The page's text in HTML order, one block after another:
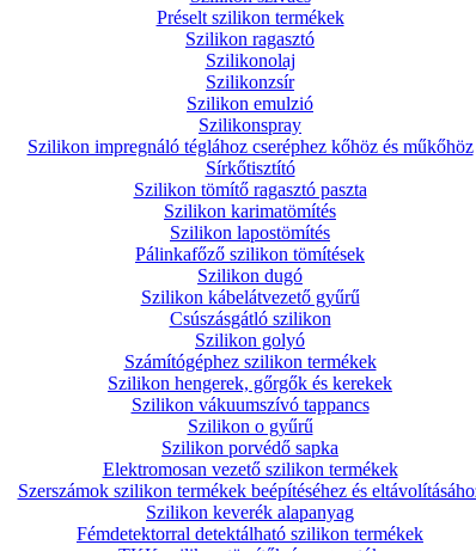
Préselt szilikon termékek
Szilikon ragasztó
Szilikonolaj
Szilikonzsír
Szilikon emulzió
Szilikonspray
Szilikon impregnáló téglához cseréphez kőhöz és műkőhöz
Sírkőtisztító
Szilikon tömítő ragasztó paszta
Szilikon karimatömítés
Szilikon lapostömítés
Pálinkafőző szilikon tömítések
Szilikon dugó
Szilikon kábelátvezető gyűrű
Csúszásgátló szilikon
Szilikon golyó
Számítógéphez szilikon termékek
Szilikon hengerek, gőrgők és kerekek
Szilikon vákuumszívó tappancs
Szilikon o gyűrű
Szilikon porvédő sapka
Elektromosan vezető szilikon termékek
Szerszámok szilikon termékek beépítéséhez és
Szilikon keverék alapanyag
Fémdetektorral detektálható szilikon termékek